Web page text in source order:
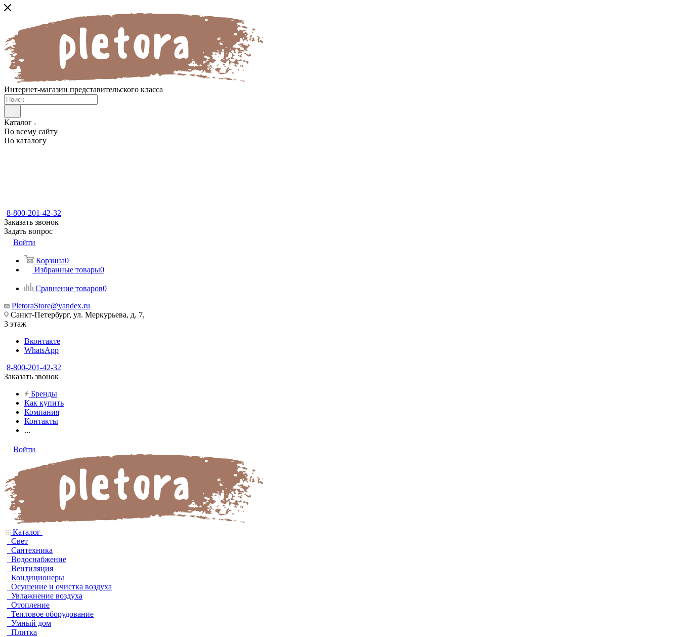
Интернет-магазин представительского класса
Каталог
По всему сайту
По каталогу
8-800-201-42-32
Заказать звонок
Задать вопрос
Войти
Корзина0
Избранные товары0
Сравнение товаров0
PletoraStore@yandex.ru
Санкт-Петербург, ул. Меркурьева, д. 7,
3 этаж
Вконтакте
WhatsApp
8-800-201-42-32
Заказать звонок
Бренды
Как купить
Компания
Контакты
...
Войти
Каталог
Свет
Сантехника
Водоснабжение
Вентиляция
Кондиционеры
Осушение и очистка воздуха
Увлажнение воздуха
Отопление
Тепловое оборудование
Умный дом
Плитка